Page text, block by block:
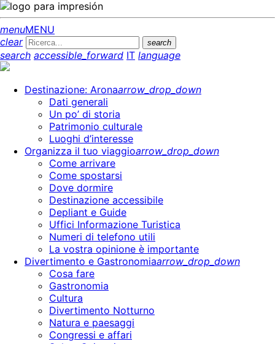
menuMENU
clear
search
search accessible_forward IT language
Destinazione: Aronaarrow_drop_down
Dati generali
Un po’ di storia
Patrimonio culturale
Luoghi d’interesse
Organizza il tuo viaggioarrow_drop_down
Come arrivare
Come spostarsi
Dove dormire
Destinazione accessibile
Depliant e Guide
Uffici Informazione Turistica
Numeri di telefono utili
La vostra opinione è importante
Divertimento e Gastronomiaarrow_drop_down
Cosa fare
Gastronomia
Cultura
Divertimento Notturno
Natura e paesaggi
Congressi e affari